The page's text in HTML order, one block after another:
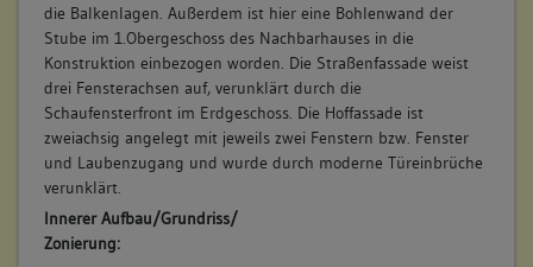
die Balkenlagen. Außerdem ist hier eine Bohlenwand der
Stube im 1.Obergeschoss des Nachbarhauses in die
Konstruktion einbezogen worden. Die Straßenfassade weist
drei Fensterachsen auf, verunklärt durch die
Schaufensterfront im Erdgeschoss. Die Hoffassade ist
zweiachsig angelegt mit jeweils zwei Fenstern bzw. Fenster
und Laubenzugang und wurde durch moderne Türeinbrüche
verunklärt.
Innerer Aufbau/Grundriss/
Zonierung: